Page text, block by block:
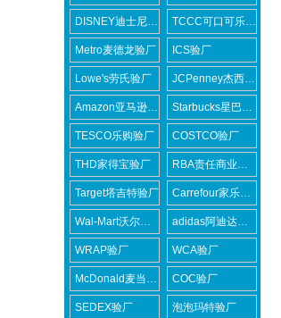
DISNEY迪士尼验厂 TCCC可口可乐验厂
Metro麦德龙验厂 ICS验厂
Lowe's劳氏验厂 JCPenney杰西潘尼验厂
Amazon亚马逊验厂 Starbucks星巴克验厂
TESCO乐购验厂 COSTCO验厂
THD家得宝验厂 RBA责任商业联盟认证咨询
Target塔吉特验厂 Carrefour家乐福验厂
Wal-Mart沃尔玛验厂 adidas阿迪达斯验厂
WRAP验厂 WCA验厂
McDonald麦当劳验厂 COC验厂
SEDEX验厂 泡泡玛特验厂